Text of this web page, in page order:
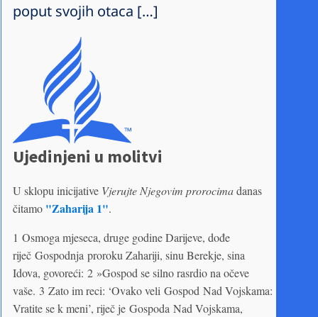
poput svojih otaca […]
Ujedinjeni u molitvi
U sklopu inicijative Vjerujte Njegovim prorocimadanas
čitamo "Zaharija 1".
1 Osmoga mjeseca, druge godine Darijeve, dođe
riječ Gospodnja proroku Zahariji, sinu Berekje, sina
Idova, govoreći: 2 »Gospod se silno rasrdio na očeve
vaše. 3 Zato im reci: ‘Ovako veli Gospod Nad Vojskama:
Vratite se k meni’, riječ je Gospoda Nad Vojskama,